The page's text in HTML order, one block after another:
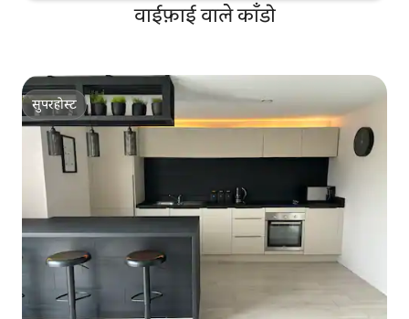
वाईफ़ाई वाले काँडो
सुपरहोस्ट
सुपरहोस्ट